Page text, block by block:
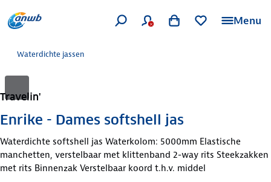
Menu
Waterdichte jassen
Travelin'
Enrike - Dames softshell jas
Waterdichte softshell jas Waterkolom: 5000mm Elastische
manchetten, verstelbaar met klittenband 2-way rits Steekzakken
met rits Binnenzak Verstelbaar koord t.h.v. middel